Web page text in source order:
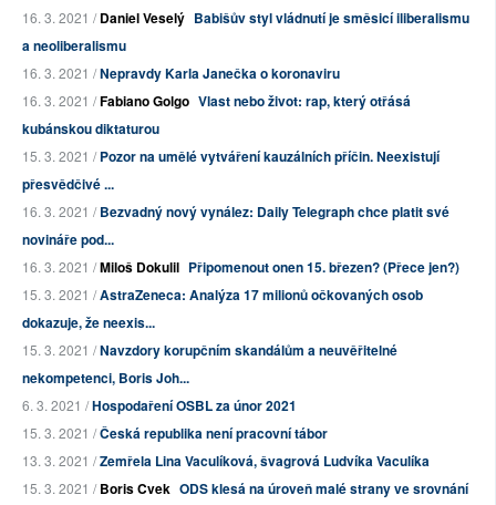
16. 3. 2021 /Daniel Veselý Babišův styl vládnutí je směsicí iliberalismu
a neoliberalismu
16. 3. 2021 /Nepravdy Karla Janečka o koronaviru
16. 3. 2021 /Fabiano Golgo Vlast nebo život: rap, který otřásá
kubánskou diktaturou
15. 3. 2021 /Pozor na umělé vytváření kauzálních příčin. Neexistují
přesvědčivé ...
16. 3. 2021 /Bezvadný nový vynález: Daily Telegraph chce platit své
novináře pod...
16. 3. 2021 /Miloš Dokulil Připomenout onen 15. březen? (Přece jen?)
15. 3. 2021 /AstraZeneca: Analýza 17 milionů očkovaných osob
dokazuje, že neexis...
15. 3. 2021 /Navzdory korupčním skandálům a neuvěřitelné
nekompetenci, Boris Joh...
6. 3. 2021 /Hospodaření OSBL za únor 2021
15. 3. 2021 /Česká republika není pracovní tábor
13. 3. 2021 /Zemřela Lina Vaculíková, švagrová Ludvíka Vaculíka
15. 3. 2021 /Boris Cvek ODS klesá na úroveň malé strany ve srovnání